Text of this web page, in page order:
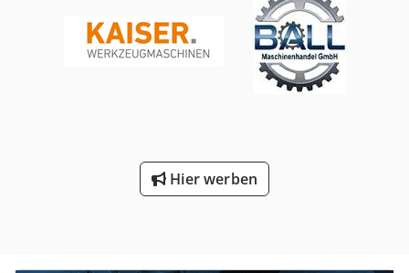
Hier werben